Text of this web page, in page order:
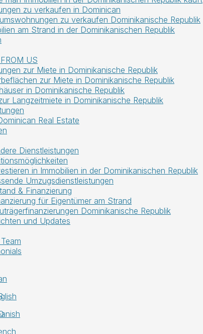
zu verkaufen in Dominican
zu verkaufen Dominikanische Republik
am Strand in der Dominikanischen Republik
US
zur Miete in Dominikanische Republik
zur Miete in Dominikanische Republik
in Dominikanische Republik
Langzeitmiete in Dominikanische Republik
Real Estate
Dienstleistungen
in Immobilien in der Dominikanischen Republik
Umzugsdienstleistungen
& Finanzierung
für Eigentümer am Strand
Dominikanische Republik
und Updates